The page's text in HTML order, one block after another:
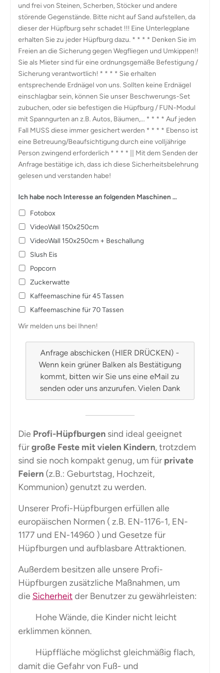
und frei von Steinen, Scherben, Stöcker und andere
störende Gegenstände. Bitte nicht auf Sand aufstellen, da
dieser der Hüpfburg sehr schadet !!! Eine Unterlegplane
erhalten Sie zu jeder Hüpfburg dazu. * * * * Denken Sie im
Freien an die Sicherung gegen Wegfliegen und Umkippen!!
Sie als Mieter sind für eine ordnungsgemäße Befestigung /
Sicherung verantwortlich! * * * * Sie erhalten
entsprechende Erdnägel von uns. Sollten keine Erdnägel
einschlagbar sein, können Sie unser Beschwerungs-Set
zubuchen, oder sie befestigen die Hüpfburg / FUN-Modul
mit Spanngurten an z.B. Autos, Bäumen,... * * * * Auf jeden
Fall MUSS diese immer gesichert werden * * * * Ebenso ist
eine Betreuung/Beaufsichtigung durch eine volljährige
Person zwingend erforderlich * * * * || Mit dem Senden der
Anfrage bestätige ich, dass ich diese Sicherheitsbelehrung
gelesen und verstanden habe!
Ich habe noch Interesse an folgenden Maschinen ...
Fotobox
VideoWall 150x250cm
VideoWall 150x250cm + Beschallung
Slush Eis
Popcorn
Zuckerwatte
Kaffeemaschine für 45 Tassen
Kaffeemaschine für 70 Tassen
Wir melden uns bei Ihnen!
Anfrage abschicken (HIER DRÜCKEN) -
Wenn kein grüner Balken als Bestätigung
kommt, bitten wir Sie uns eine eMail zu
senden oder uns anzurufen. Vielen Dank
Die Profi-Hüpfburgensind ideal geeignet
fürgroße Feste mit vielen Kindern, trotzdem
sind sie noch kompakt genug, um für private
Feiern(z.B.: Geburtstag, Hochzeit,
Kommunion) genutzt zu werden.
Unserer Profi-Hüpfburgen erfüllen alle
europäischen Normen ( z.B. EN-1176-1, EN-
1177 und EN-14960 ) und Gesetze für
Hüpfburgen und aufblasbare Attraktionen.
Außerdem besitzen alle unsere Profi-
Hüpfburgen zusätzliche Maßnahmen, um
die Sicherheit der Benutzer zu gewährleisten:
Hohe Wände, die Kinder nicht leicht
erklimmen können.
Hüpffläche möglichst gleichmäßig flach,
damit die Gefahr von Fuß- und